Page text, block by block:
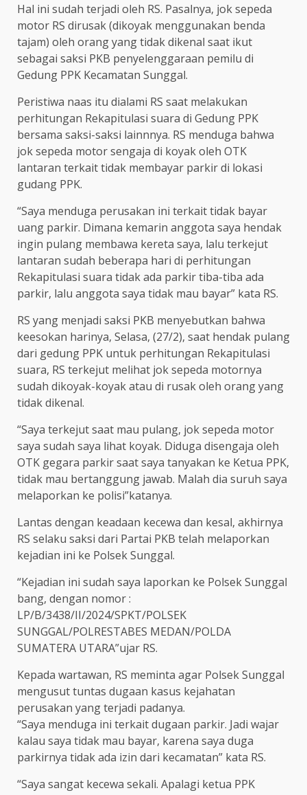
Hal ini sudah terjadi oleh RS. Pasalnya, jok sepeda
motor RS dirusak (dikoyak menggunakan benda
tajam) oleh orang yang tidak dikenal saat ikut
sebagai saksi PKB penyelenggaraan pemilu di
Gedung PPK Kecamatan Sunggal.
Peristiwa naas itu dialami RS saat melakukan
perhitungan Rekapitulasi suara di Gedung PPK
bersama saksi-saksi lainnnya. RS menduga bahwa
jok sepeda motor sengaja di koyak oleh OTK
lantaran terkait tidak membayar parkir di lokasi
gudang PPK.
“Saya menduga perusakan ini terkait tidak bayar
uang parkir. Dimana kemarin anggota saya hendak
ingin pulang membawa kereta saya, lalu terkejut
lantaran sudah beberapa hari di perhitungan
Rekapitulasi suara tidak ada parkir tiba-tiba ada
parkir, lalu anggota saya tidak mau bayar” kata RS.
RS yang menjadi saksi PKB menyebutkan bahwa
keesokan harinya, Selasa, (27/2), saat hendak pulang
dari gedung PPK untuk perhitungan Rekapitulasi
suara, RS terkejut melihat jok sepeda motornya
sudah dikoyak-koyak atau di rusak oleh orang yang
tidak dikenal.
“Saya terkejut saat mau pulang, jok sepeda motor
saya sudah saya lihat koyak. Diduga disengaja oleh
OTK gegara parkir saat saya tanyakan ke Ketua PPK,
tidak mau bertanggung jawab. Malah dia suruh saya
melaporkan ke polisi”katanya.
Lantas dengan keadaan kecewa dan kesal, akhirnya
RS selaku saksi dari Partai PKB telah melaporkan
kejadian ini ke Polsek Sunggal.
“Kejadian ini sudah saya laporkan ke Polsek Sunggal
bang, dengan nomor :
LP/B/3438/II/2024/SPKT/POLSEK
SUNGGAL/POLRESTABES MEDAN/POLDA
SUMATERA UTARA”ujar RS.
Kepada wartawan, RS meminta agar Polsek Sunggal
mengusut tuntas dugaan kasus kejahatan
perusakan yang terjadi padanya.
“Saya menduga ini terkait dugaan parkir. Jadi wajar
kalau saya tidak mau bayar, karena saya duga
parkirnya tidak ada izin dari kecamatan” kata RS.
“Saya sangat kecewa sekali. Apalagi ketua PPK